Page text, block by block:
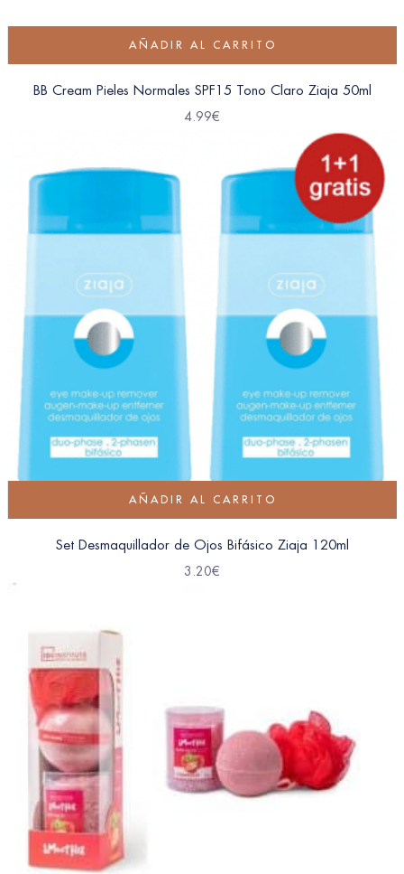
AÑADIR AL CARRITO
BB Cream Pieles Normales SPF15 Tono Claro Ziaja 50ml
4.99€
AÑADIR AL CARRITO
Set Desmaquillador de Ojos Bifásico Ziaja 120ml
3.20€